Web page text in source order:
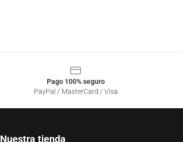
Pago 100% seguro
PayPal / MasterCard / Visa
Nuestra tienda